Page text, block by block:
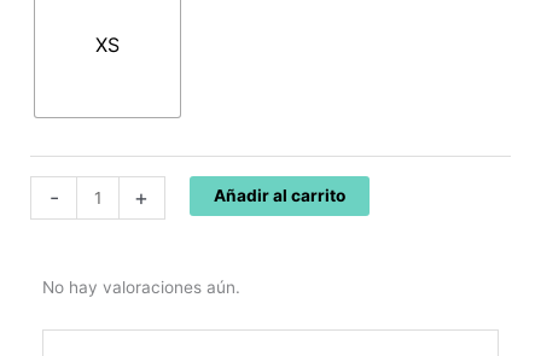
XS
- + Añadir al carrito
No hay valoraciones aún.